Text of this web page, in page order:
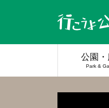
公園・
Park &